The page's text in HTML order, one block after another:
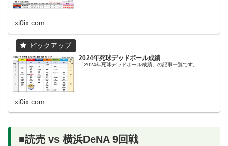
xi0ix.com
2024年死球デッドボール成績
「2024年死球デッドボール成績」の記事一覧です。
xi0ix.com
■読売 vs 横浜DeNA 9回戦